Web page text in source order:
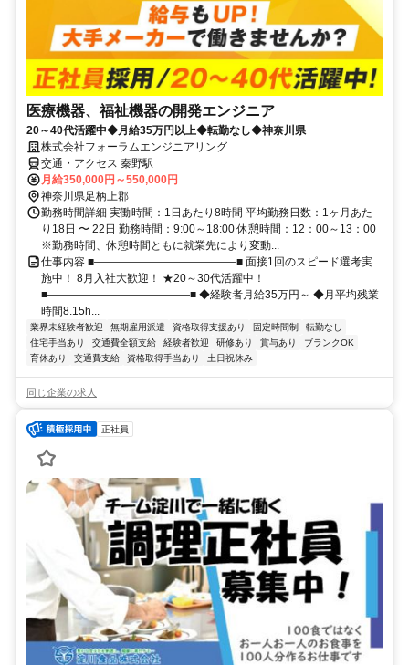
医療機器、福祉機器の開発エンジニア
20～40代活躍中◆月給35万円以上◆転勤なし◆神奈川県
株式会社フォーラムエンジニアリング
交通・アクセス 秦野駅
月給350,000円～550,000円
神奈川県足柄上郡
勤務時間詳細 実働時間：1日あたり8時間 平均勤務日数：1ヶ月あた
り18日 〜 22日 勤務時間：9:00～18:00 休憩時間：12：00～13：00
※勤務時間、休憩時間ともに就業先により変動...
仕事内容 ■―――――――――――――■ 面接1回のスピード選考実
施中！ 8月入社大歓迎！ ★20～30代活躍中！
■―――――――――――――■ ◆経験者月給35万円～ ◆月平均残業
時間8.15h...
業界未経験者歓迎 無期雇用派遣 資格取得支援あり 固定時間制
転勤なし
住宅手当あり
交通費全額支給 経験者歓迎 研修あり 賞与あり
ブランクOK
育休あり
交通費支給 資格取得手当あり 土日祝休み
同じ企業の求人
正社員